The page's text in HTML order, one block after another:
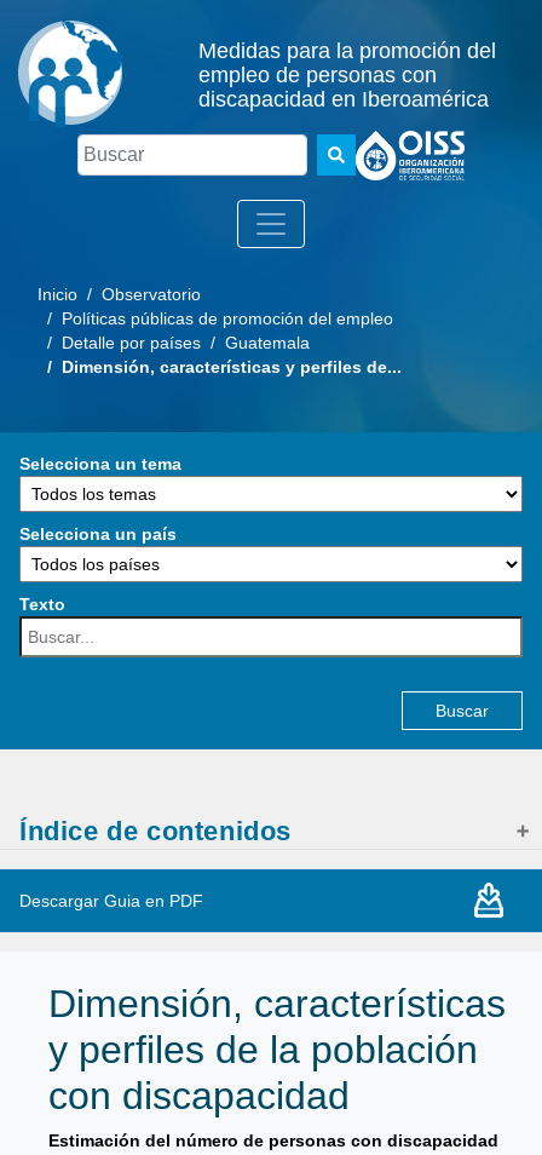
Medidas para la promoción del
empleo de personas con
discapacidad en Iberoamérica
Buscar
Inicio / Observatorio
/ Políticas públicas de promoción del empleo
/ Detalle por países / Guatemala
/ Dimensión, características y perfiles de...
Selecciona un tema
Selecciona un país
Texto
Buscar:
Índice de contenidos
Descargar Guia en PDF
Dimensión, características
y perfiles de la población
con discapacidad
Estimación del número de personas con discapacidad